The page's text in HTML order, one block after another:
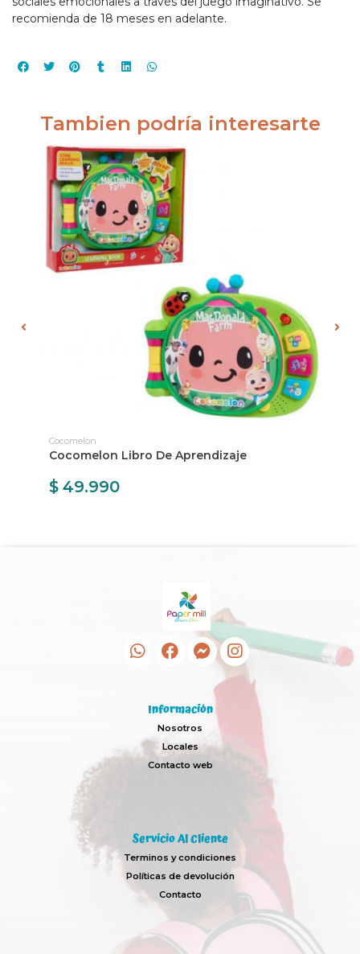
recomienda de 18 meses en adelante.
Tambien podría interesarte
Cocomelon
Cocomelon Libro De Aprendizaje
$ 49.990
Información
Nosotros
Locales
Contacto web
Servicio Al Cliente
Terminos y condiciones
Políticas de devolución
Contacto